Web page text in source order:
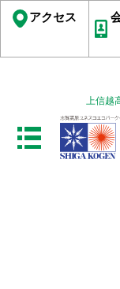
上信越
アクセス